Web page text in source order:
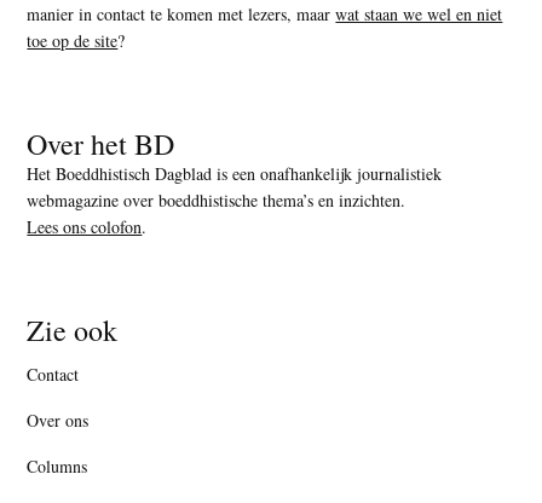
manier in contact te komen met lezers, maarwat staan we wel en niet
toe op de site?
Over het BD
Het Boeddhistisch Dagblad is een onafhankelijk journalistiek
webmagazine over boeddhistische thema’s en inzichten.
Lees ons colofon.
Zie ook
Contact
Over ons
Columns